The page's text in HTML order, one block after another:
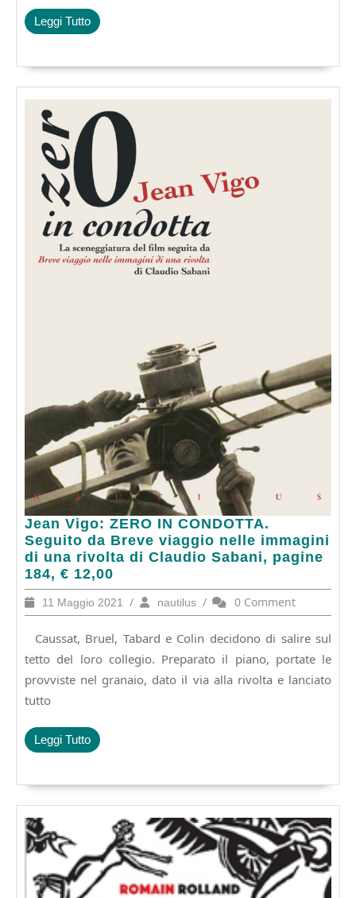
mostra
dei
di
Luigi
Leggi TuttoLeggi
Tutto
Jean Vigo: ZERO IN CONDOTTA.
Seguito da Breve viaggio nelle immagini
di una rivolta di Claudio Sabani, pagine
184, € 12,00
Jean
Vigo:
ZERO
IN
CONDOTTA.
Seguito
Breve
viaggio
nelle
immagini
di
una
rivolta
di
Sabani,
pagine
184,
€
12,00
11 Maggio 2021
11
Maggio
2021
/ nautilusnautilus
/ 0 Comment
Caussat, Bruel, Tabard e Colin decidono di salire sul
tetto del loro collegio. Preparato il piano, portate le
provviste nel granaio, dato il via alla rivolta e lanciato
tutto
Leggi TuttoLeggi
Tutto